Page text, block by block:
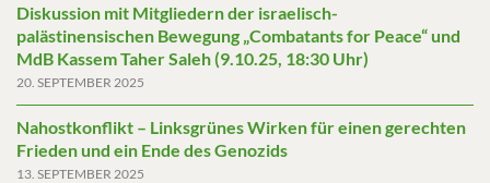
Diskussion mit Mitgliedern der israelisch-
palästinensischen Bewegung „Combatants for Peace“ und
MdB Kassem Taher Saleh (9.10.25, 18:30 Uhr)
20. SEPTEMBER 2025
Nahostkonflikt – Linksgrünes Wirken für einen gerechten
Frieden und ein Ende des Genozids
13. SEPTEMBER 2025